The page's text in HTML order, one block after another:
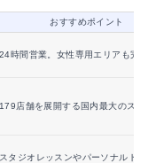
おすすめポイント
24時間営業。女性専用エリアも完備
179店舗を展開する国内最大のスポ
スタジオレッスンやパーソナルト